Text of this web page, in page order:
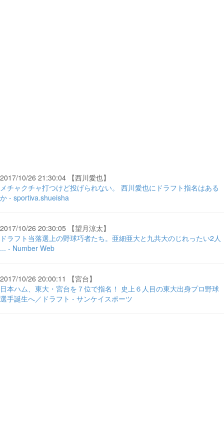
2017/10/26 21:30:04 【西川愛也】
メチャクチャ打つけど投げられない。 西川愛也にドラフト指名はある
か - sportiva.shueisha
2017/10/26 20:30:05 【望月涼太】
ドラフト当落選上の野球巧者たち。亜細亜大と九共大のじれったい2人
... - Number Web
2017/10/26 20:00:11 【宮台】
日本ハム、東大・宮台を７位で指名！ 史上６人目の東大出身プロ野球
選手誕生へ／ドラフト - サンケイスポーツ